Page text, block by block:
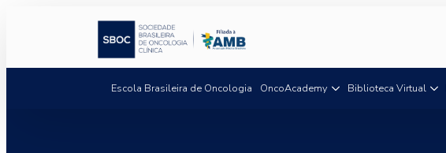
Escola Brasileira de Oncologia OncoAcademy Biblioteca Virtual